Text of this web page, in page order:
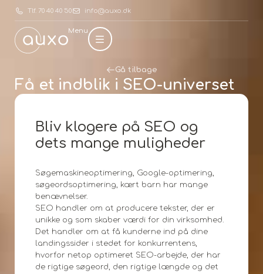
Tlf. 70 40 40 50 info@auxo.dk
Menu
Gå tilbage
Få et indblik i SEO-universet
Bliv klogere på SEO og
dets mange muligheder
Søgemaskineoptimering, Google-optimering,
søgeordsoptimering, kært barn har mange
benævnelser.
SEO handler om at producere tekster, der er
unikke og som skaber værdi for din virksomhed.
Det handler om at få kunderne ind på dine
landingssider i stedet for konkurrentens,
hvorfor netop optimeret SEO-arbejde, der har
de rigtige søgeord, den rigtige længde og det